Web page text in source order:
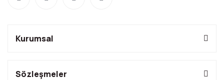
Kurumsal
Sözleşmeler